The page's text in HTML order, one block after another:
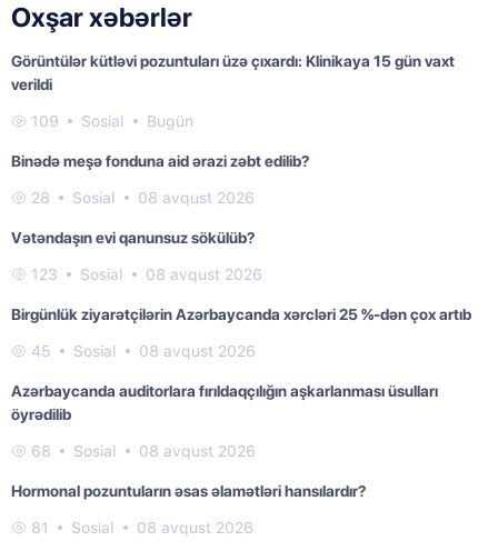
Oxşar xəbərlər
Görüntülər kütləvi pozuntuları üzə çıxardı: Klinikaya 15 gün vaxt
verildi
109 Sosial Bugün
Binədə meşə fonduna aid ərazi zəbt edilib?
28 Sosial 08 avqust 2026
Vətəndaşın evi qanunsuz sökülüb?
123 Sosial 08 avqust 2026
Birgünlük ziyarətçilərin Azərbaycanda xərcləri 25 %-dən çox artıb
45 Sosial 08 avqust 2026
Azərbaycanda auditorlara fırıldaqçılığın aşkarlanması üsulları
öyrədilib
68 Sosial 08 avqust 2026
Hormonal pozuntuların əsas əlamətləri hansılardır?
81 Sosial 08 avqust 2026